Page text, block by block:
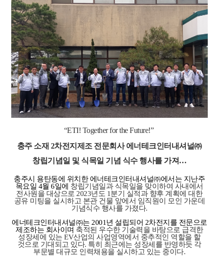
“ETI! Together for the Future!”
충주 소재 2차전지제조 전문회사에너테크인터내셔 널㈜
창립기념일 및 식목일 기념 식수 행사를 가져…
충주시 용탄동에 위치한에너테크인터내셔널㈜에서는 지난주
목요일 4월6일에 창립기념일과 식목일을 맞이하여 사내에서
전사원을 대상으로 2023년도 1분기 실적과 향후 계획에 대한
공유 미팅을 실시하고 본관 건물 앞에서 임직원이 모인 가운데
기념식수 행사를 가졌다.
에너테크인터내셔널㈜는 2001년 설립되어 2차전지를 전문으로
제조하는 회사이며 축적된 우수한 기술력을 바탕으로 급격한
성장세에 있는EV산업의 사업영역에서 중추적인 역할을 할
것으로 기대되고 있다. 특히 최근에는 성장세를 반영하듯 각
부문별 대규모 인력채용을 실시하고 있는 중이다.